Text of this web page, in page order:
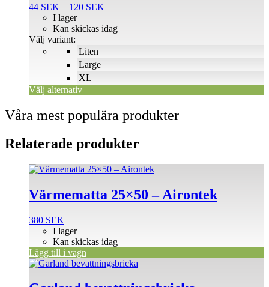
44 SEK – 120 SEK
till
Liten
Large
XL
I lager
Kan skickas idag
Välj variant:
Välj alternativ
varianter.
olika
alternativen
produktsidan
Våra mest populära produkter
Relaterade produkter
Värmematta 25×50 – Airontek
380 SEK
I lager
Kan skickas idag
Lägg till i vagn
Den
produkten